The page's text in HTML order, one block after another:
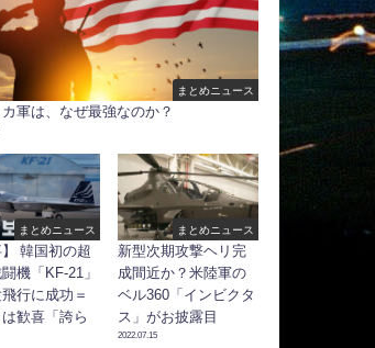
まとめニュース
軍は、なぜ最強なのか？
まとめニュース
】 韓国初の超
機「KF-21」
行に成功＝
歓喜「誇ら
まとめニュース
新型次期攻撃ヘリ完
成間近か？米陸軍の
ベル360「インビクタ
ス」がお披露目
2022.07.15